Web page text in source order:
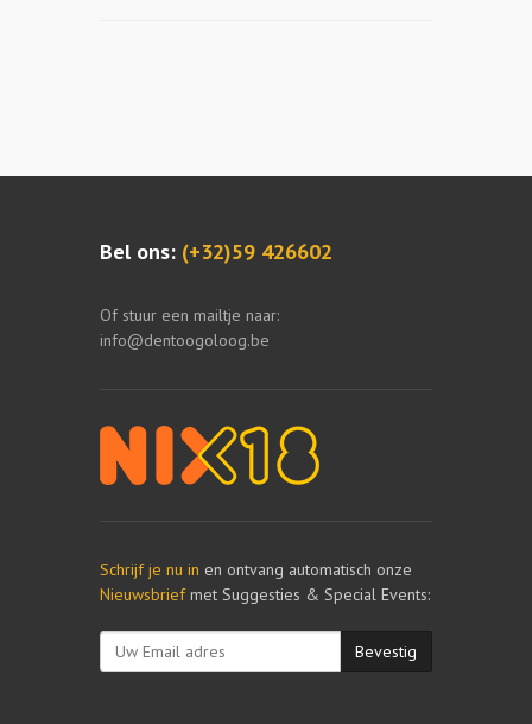
Bel ons: (+32)59 426602
Of stuur een mailtje naar:
info@dentoogoloog.be
Schrijf je nu in en ontvang automatisch onze
Nieuwsbriefmet Suggesties & Special Events:
Bevestig